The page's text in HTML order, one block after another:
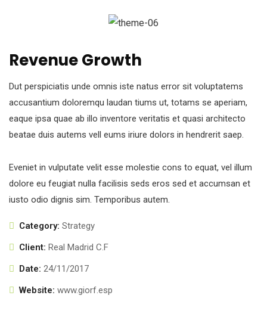
Revenue Growth
Dut perspiciatis unde omnis iste natus error sit voluptatems
accusantium doloremqu laudan tiums ut, totams se aperiam,
eaque ipsa quae ab illo inventore veritatis et quasi architecto
beatae duis autems vell eums iriure dolors in hendrerit saep.
Eveniet in vulputate velit esse molestie cons to equat, vel illum
dolore eu feugiat nulla facilisis seds eros sed et accumsan et
iusto odio dignis sim. Temporibus autem.
Category: Strategy
Client: Real Madrid C.F
Date: 24/11/2017
Website: www.giorf.esp